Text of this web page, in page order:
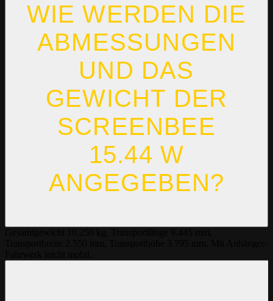
WIE WERDEN DIE
ABMESSUNGEN
UND DAS
GEWICHT DER
SCREENBEE
15.44 W
ANGEGEBEN?